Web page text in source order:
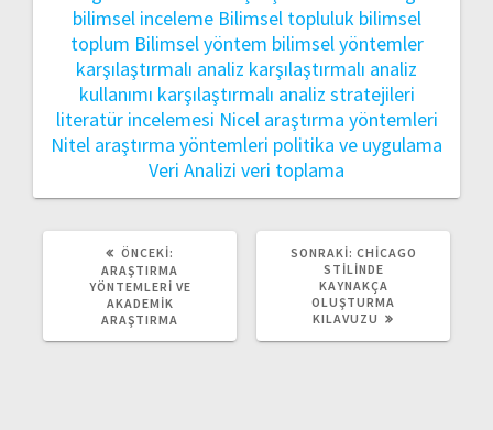
bilimsel inceleme Bilimsel topluluk bilimsel
toplum Bilimsel yöntem bilimsel yöntemler
karşılaştırmalı analiz karşılaştırmalı analiz
kullanımı karşılaştırmalı analiz stratejileri
literatür incelemesi Nicel araştırma yöntemleri
Nitel araştırma yöntemleri politika ve uygulama
Veri Analizi veri toplama
ÖNCEKI:
YAZI:
ARAŞTIRMA
YÖNTEMLERI VE
AKADEMIK
ARAŞTIRMA
SONRAKI: SONRAKI
YAZI:
CHICAGO
STILINDE
KAYNAKÇA
OLUŞTURMA
KILAVUZU